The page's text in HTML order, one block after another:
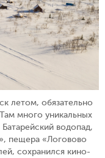
летом, обязательно
много уникальных
водопад,
пещера «Логовово
сохранился кино-